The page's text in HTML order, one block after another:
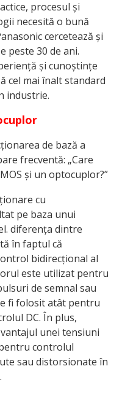
procesul și
necesită o bună
cercetează și
peste 30 de ani.
și cunoștințe
cel mai înalt standard
industrie.
de bază a
frecventă: „Care
și un optocuplor?”
cu
pe baza unui
diferența dintre
în faptul că
bidirecțional al
este utilizat pentru
de semnal sau
fi folosit atât pentru
DC. În plus,
unei tensiuni
controlul
sau distorsionate în